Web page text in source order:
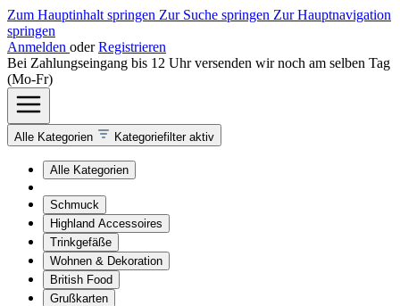
Zum Hauptinhalt springen Zur Suche springen Zur Hauptnavigation
springen
Anmelden oder Registrieren
Bei Zahlungseingang bis 12 Uhr versenden wir noch am selben Tag
(Mo-Fr)
Alle Kategorien Kategoriefilter aktiv
Alle Kategorien
Schmuck
Highland Accessoires
Trinkgefäße
Wohnen & Dekoration
British Food
Grußkarten